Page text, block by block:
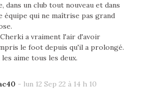
dans un club tout nouveau et dans
équipe qui ne maîtrise pas grand
a vraiment l'air d'avoir
le foot depuis qu'il a prolongé.
les aime tous les deux.
- lun 12 Sep 22 à 14 h 10